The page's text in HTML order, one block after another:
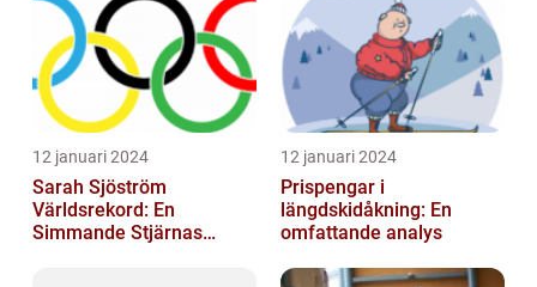
12 januari 2024
Sarah Sjöström
Världsrekord: En
Simmande Stjärnas
12 januari 2024
Prispengar i
längdskidåkning: En
omfattande analys